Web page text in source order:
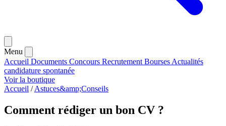
Menu
Accueil Documents Concours Recrutement Bourses Actualités
candidature spontanée
Voir la boutique
Accueil / Astuces&amp;Conseils
Comment rédiger un bon CV ?